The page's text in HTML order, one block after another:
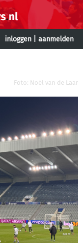
inloggen aanmelden
Foto: Noël van de Laar